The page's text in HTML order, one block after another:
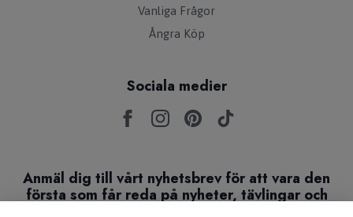
Vanliga Frågor
Ångra Köp
Sociala medier
Anmäl dig till vårt nyhetsbrev för att vara den
första som får reda på nyheter, tävlingar och